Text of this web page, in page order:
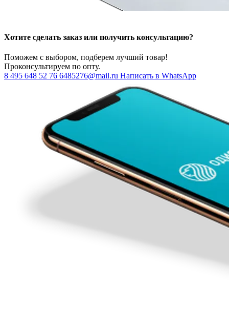
Хотите сделать заказ или получить консультацию?
Поможем с выбором, подберем лучший товар!
Проконсультируем по опту.
8 495 648 52 76 6485276@mail.ru Написать в WhatsApp